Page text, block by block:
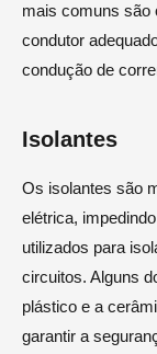
mais comuns são
condutor
condução de
Isolantes
Os isolantes são
elétrica,
utilizados para
circuitos. Alguns
plástico e a
garantir a